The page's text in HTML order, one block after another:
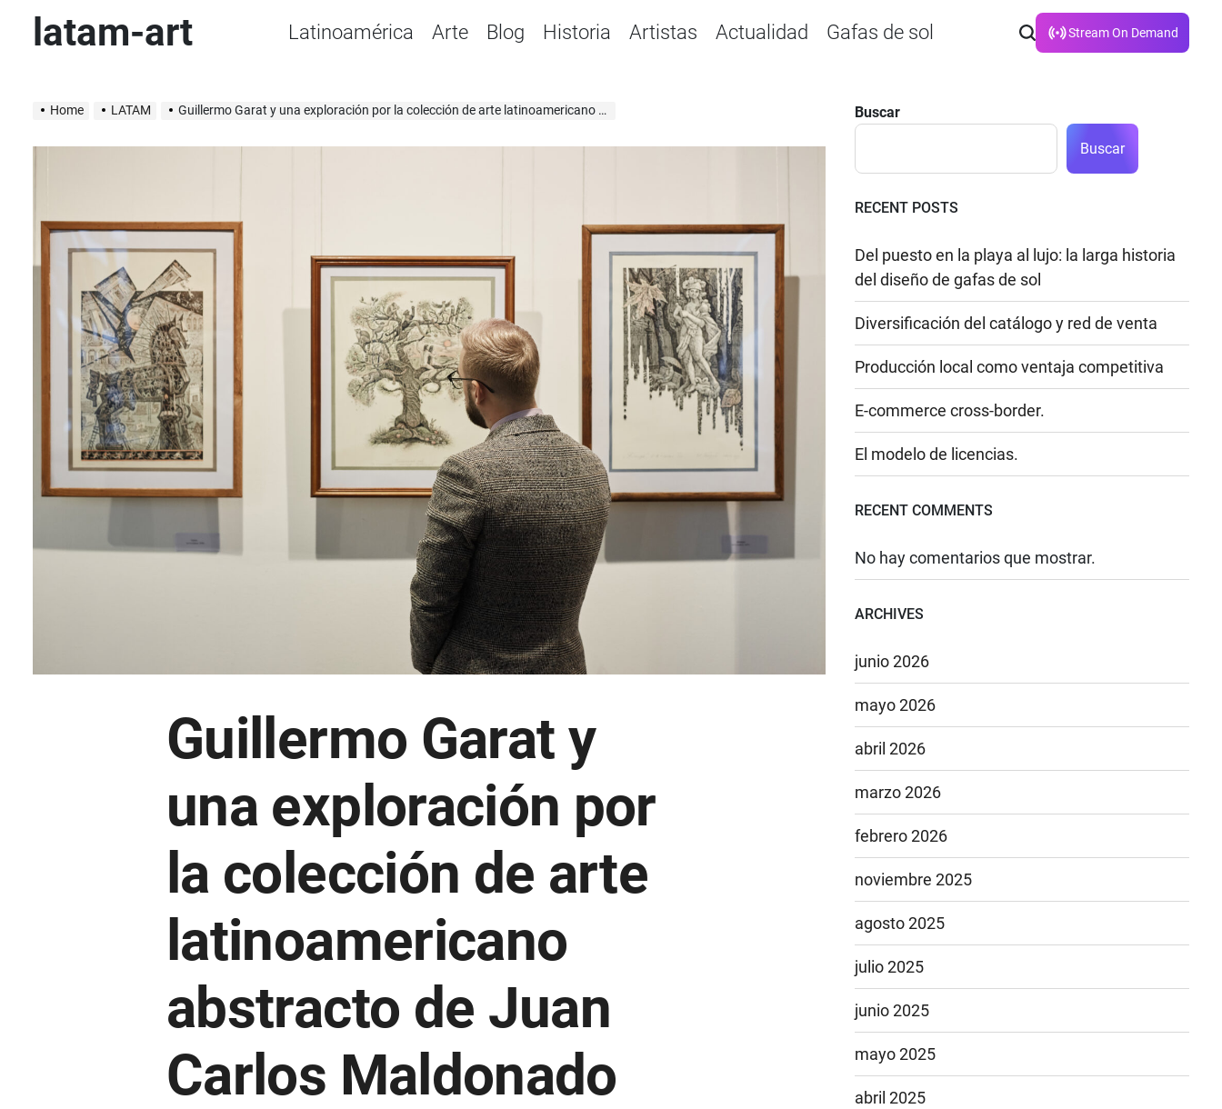
latam-art Latinoamérica Arte Blog Historia Artistas Actualidad Gafas de sol Stream On Demand
Home LATAM Guillermo Garat y una exploración por la colección de arte latinoamericano abstracto de Juan Carlos Maldonado
Guillermo Garat y
una exploración por
la colección de arte
latinoamericano
abstracto de Juan
Carlos Maldonado
Buscar
Buscar
RECENT POSTS
Del puesto en la playa al lujo: la larga historia
del diseño de gafas de sol
Diversificación del catálogo y red de venta
Producción local como ventaja competitiva
E-commerce cross-border.
El modelo de licencias.
RECENT COMMENTS
No hay comentarios que mostrar.
ARCHIVES
junio 2026
mayo 2026
abril 2026
marzo 2026
febrero 2026
noviembre 2025
agosto 2025
julio 2025
junio 2025
mayo 2025
abril 2025